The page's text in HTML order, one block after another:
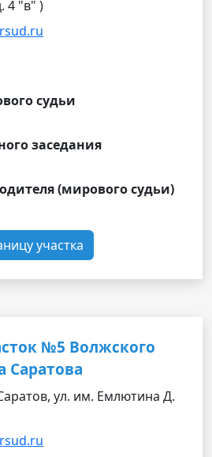
4 "в" )
судьи
заседания
(мирового судьи)
участка
№5 Волжского
Саратова
ул. им. Емлютина Д.